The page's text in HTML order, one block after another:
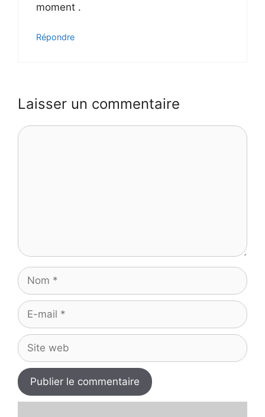
moment .
Répondre
Laisser un commentaire
Commentaire
Nom
E-
mail
Site
web